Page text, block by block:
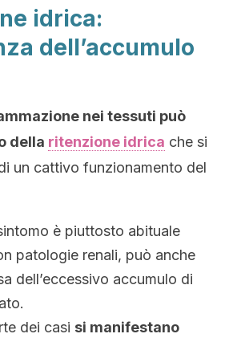
idrica:
dell’accumulo
nei tessuti può
della ritenzione idrica che si
un cattivo funzionamento del
è piuttosto abituale
patologie renali, può anche
dell’eccessivo accumulo di
dei casi si manifestano